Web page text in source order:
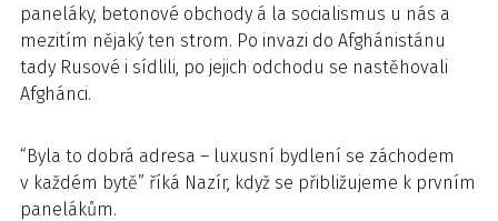
paneláky, betonové obchody á la socialismus u nás a
mezitím nějaký ten strom. Po invazi do Afghánistánu
tady Rusové i sídlili, po jejich odchodu se nastěhovali
Afghánci.
“Byla to dobrá adresa – luxusní bydlení se záchodem
v každém bytě” říká Nazír, když se přibližujeme k prvním
panelákům.